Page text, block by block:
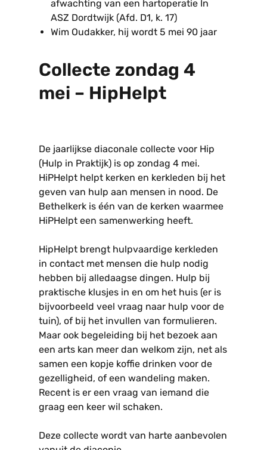
afwachting van een hartoperatie In
ASZ Dordtwijk (Afd. D1, k. 17)
Wim Oudakker, hij wordt 5 mei 90 jaar
Collecte zondag 4
mei – HipHelpt
De jaarlijkse diaconale collecte voor Hip
(Hulp in Praktijk) is op zondag 4 mei.
HiPHelpt helpt kerken en kerkleden bij het
geven van hulp aan mensen in nood. De
Bethelkerk is één van de kerken waarmee
HiPHelpt een samenwerking heeft.
HipHelpt brengt hulpvaardige kerkleden
in contact met mensen die hulp nodig
hebben bij alledaagse dingen. Hulp bij
praktische klusjes in en om het huis (er is
bijvoorbeeld veel vraag naar hulp voor de
tuin), of bij het invullen van formulieren.
Maar ook begeleiding bij het bezoek aan
een arts kan meer dan welkom zijn, net als
samen een kopje koffie drinken voor de
gezelligheid, of een wandeling maken.
Recent is er een vraag van iemand die
graag een keer wil schaken.
Deze collecte wordt van harte aanbevolen